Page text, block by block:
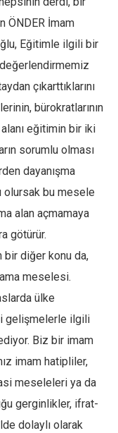
ÖNDER İmam
Eğitimle ilgili bir
çıkarttıklarını
bürokratlarının
eğitimin bir iki
sorumlu olması
dayanışma
olursak bu mesele
alan açmamaya
götürür.
bir diğer konu da,
meselesi.
ülke
gelişmelerle ilgili
Biz bir imam
imam hatipliler,
meseleleri ya da
gerginlikler, ifrat-
dolaylı olarak